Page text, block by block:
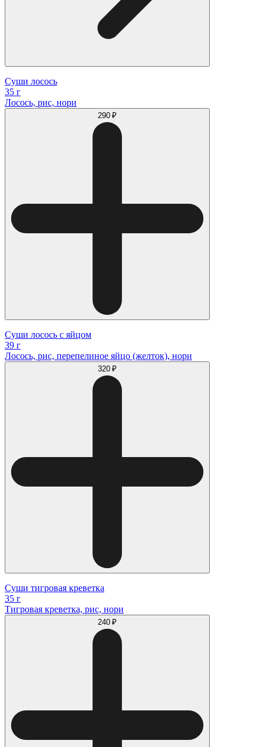
Суши лосось
35 г
Лосось, рис, нори
290 ₽
Суши лосось с яйцом
39 г
Лосось, рис, перепелиное яйцо (желток), нори
320 ₽
Суши тигровая креветка
35 г
Тигровая креветка, рис, нори
240 ₽